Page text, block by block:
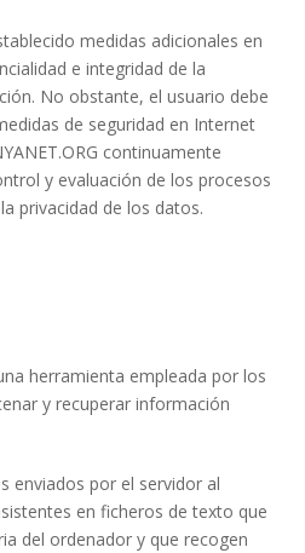
medidas adicionales en
e integridad de la
No obstante, el usuario debe
de seguridad en Internet
continuamente
y evaluación de los procesos
privacidad de los datos.
herramienta empleada por los
y recuperar información
enviados por el servidor al
en ficheros de texto que
del ordenador y que recogen